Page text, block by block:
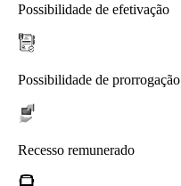
Possibilidade de efetivação
Possibilidade de prorrogação
Recesso remunerado